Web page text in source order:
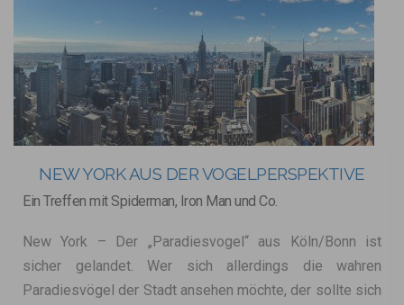
NEW YORK AUS DER VOGELPERSPEKTIVE
Ein Treffen mit Spiderman, Iron Man und Co.
New York – Der „Paradiesvogel“ aus Köln/Bonn ist
sicher gelandet. Wer sich allerdings die wahren
Paradiesvögel der Stadt ansehen möchte, der sollte sich